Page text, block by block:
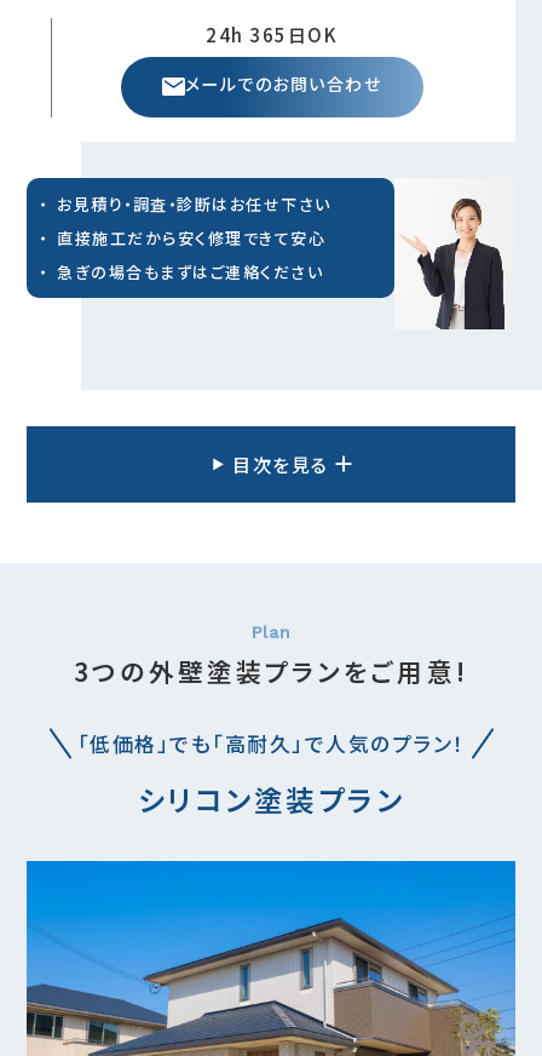
24h 365日OK
メールでのお問い合わせ
お見積り・調査・診断はお任せ下さい
直接施工だから安く修理できて安心
急ぎの場合もまずはご連絡ください
目次を見る
3つの外壁塗装プランをご用意!
「低価格」でも「高耐久」で人気のプラン！
シリコン塗装プラン